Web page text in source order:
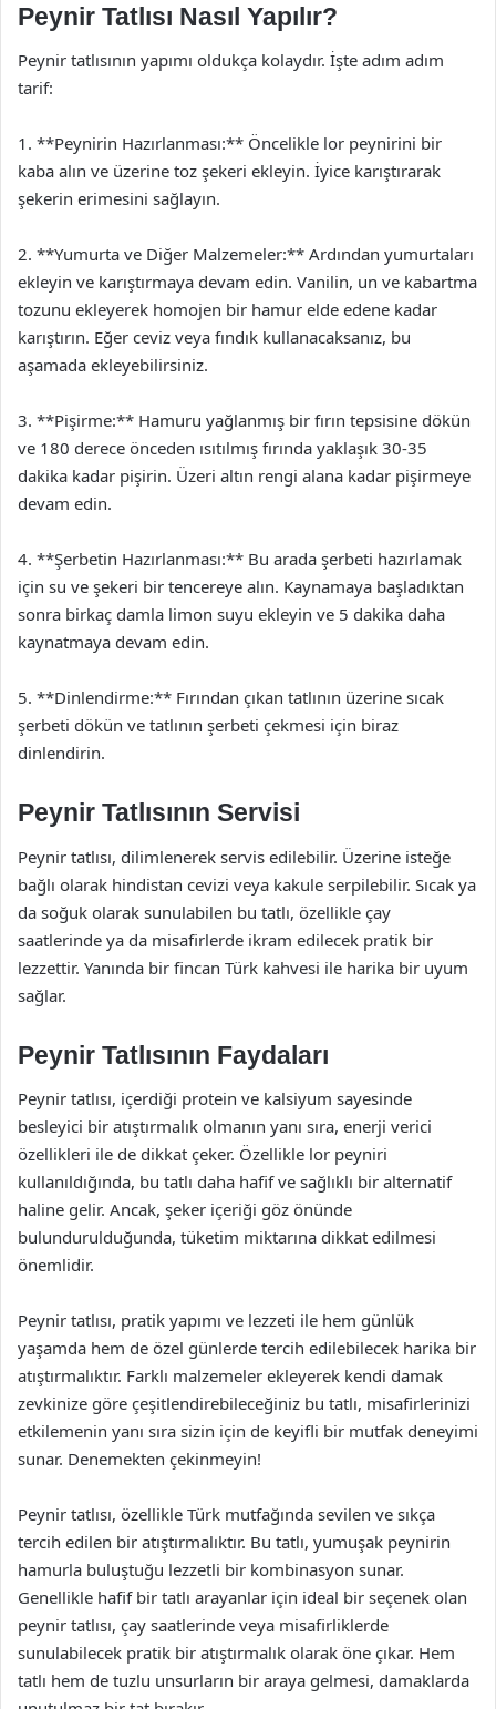
Peynir Tatlısı Nasıl Yapılır?
Peynir tatlısının yapımı oldukça kolaydır. İşte adım adım
tarif:
1. **Peynirin Hazırlanması:** Öncelikle lor peynirini bir
kaba alın ve üzerine toz şekeri ekleyin. İyice karıştırarak
şekerin erimesini sağlayın.
2. **Yumurta ve Diğer Malzemeler:** Ardından yumurtaları
ekleyin ve karıştırmaya devam edin. Vanilin, un ve kabartma
tozunu ekleyerek homojen bir hamur elde edene kadar
karıştırın. Eğer ceviz veya fındık kullanacaksanız, bu
aşamada ekleyebilirsiniz.
3. **Pişirme:** Hamuru yağlanmış bir fırın tepsisine dökün
ve 180 derece önceden ısıtılmış fırında yaklaşık 30-35
dakika kadar pişirin. Üzeri altın rengi alana kadar pişirmeye
devam edin.
4. **Şerbetin Hazırlanması:** Bu arada şerbeti hazırlamak
için su ve şekeri bir tencereye alın. Kaynamaya başladıktan
sonra birkaç damla limon suyu ekleyin ve 5 dakika daha
kaynatmaya devam edin.
5. **Dinlendirme:** Fırından çıkan tatlının üzerine sıcak
şerbeti dökün ve tatlının şerbeti çekmesi için biraz
dinlendirin.
Peynir Tatlısının Servisi
Peynir tatlısı, dilimlenerek servis edilebilir. Üzerine isteğe
bağlı olarak hindistan cevizi veya kakule serpilebilir. Sıcak ya
da soğuk olarak sunulabilen bu tatlı, özellikle çay
saatlerinde ya da misafirlerde ikram edilecek pratik bir
lezzettir. Yanında bir fincan Türk kahvesi ile harika bir uyum
sağlar.
Peynir Tatlısının Faydaları
Peynir tatlısı, içerdiği protein ve kalsiyum sayesinde
besleyici bir atıştırmalık olmanın yanı sıra, enerji verici
özellikleri ile de dikkat çeker. Özellikle lor peyniri
kullanıldığında, bu tatlı daha hafif ve sağlıklı bir alternatif
haline gelir. Ancak, şeker içeriği göz önünde
bulundurulduğunda, tüketim miktarına dikkat edilmesi
önemlidir.
Peynir tatlısı, pratik yapımı ve lezzeti ile hem günlük
yaşamda hem de özel günlerde tercih edilebilecek harika bir
atıştırmalıktır. Farklı malzemeler ekleyerek kendi damak
zevkinize göre çeşitlendirebileceğiniz bu tatlı, misafirlerinizi
etkilemenin yanı sıra sizin için de keyifli bir mutfak deneyimi
sunar. Denemekten çekinmeyin!
Peynir tatlısı, özellikle Türk mutfağında sevilen ve sıkça
tercih edilen bir atıştırmalıktır. Bu tatlı, yumuşak peynirin
hamurla buluştuğu lezzetli bir kombinasyon sunar.
Genellikle hafif bir tatlı arayanlar için ideal bir seçenek olan
peynir tatlısı, çay saatlerinde veya misafirliklerde
sunulabilecek pratik bir atıştırmalık olarak öne çıkar. Hem
tatlı hem de tuzlu unsurların bir araya gelmesi, damaklarda